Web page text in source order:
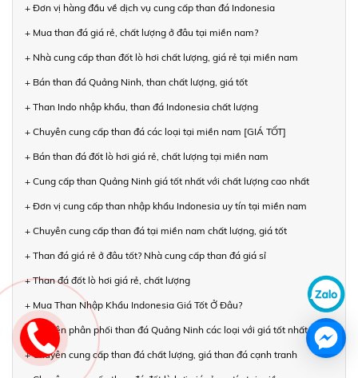
+ Đơn vị hàng đầu về dịch vụ cung cấp than đá Indonesia
+ Mua than đá giá rẻ, chất lượng ở đâu tại miền nam?
+ Nhà cung cấp than đốt lò hơi chất lượng, giá rẻ tại miền nam
+ Bán than đá Quảng Ninh, than chất lượng, giá tốt
+ Than Indo nhập khẩu, than đá Indonesia chất lượng
+ Chuyên cung cấp than đá các loại tại miền nam [GIÁ TỐT]
+ Bán than đá đốt lò hơi giá rẻ, chất lượng tại miền nam
+ Cung cấp than Quảng Ninh giá tốt nhất với chất lượng cao nhất
+ Đơn vị cung cấp than nhập khẩu Indonesia uy tín tại miền nam
+ Chuyên cung cấp than đá tại miền nam chất lượng, giá tốt
+ Than đá giá rẻ ở đâu tốt? Nhà cung cấp than đá giá sỉ
+ Than đá đốt lò hơi giá rẻ, chất lượng
+ Mua Than Nhập Khẩu Indonesia Giá Tốt Ở Đâu?
+ Chuyên phân phối than đá Quảng Ninh các loại với giá tốt nhất
+ Chuyên cung cấp than đá chất lượng, giá than đá cạnh tranh